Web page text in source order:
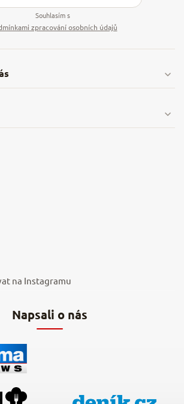
Souhlasím s
zpracování osobních údajů
Napsali o nás
na Instagramu